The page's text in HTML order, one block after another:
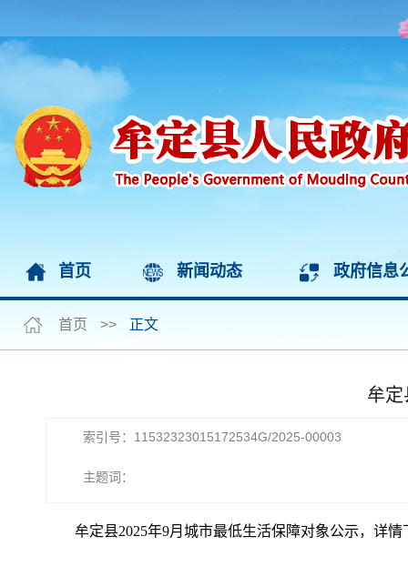
首页 新闻动态 政府信息
首页 >> 正文
牟
索引号：11532323015172534G/2025-00003
主题词：
牟定县2025年9月城市最低生活保障对象公示，详